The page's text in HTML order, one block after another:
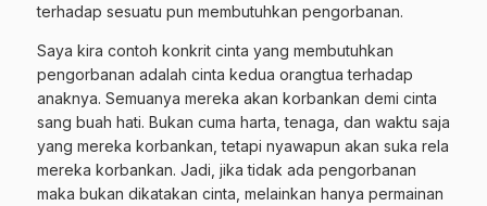
terhadap sesuatu pun membutuhkan pengorbanan.
Saya kira contoh konkrit cinta yang membutuhkan
pengorbanan adalah cinta kedua orangtua terhadap
anaknya. Semuanya mereka akan korbankan demi cinta
sang buah hati. Bukan cuma harta, tenaga, dan waktu saja
yang mereka korbankan, tetapi nyawapun akan suka rela
mereka korbankan. Jadi, jika tidak ada pengorbanan
maka bukan dikatakan cinta, melainkan hanya permainan